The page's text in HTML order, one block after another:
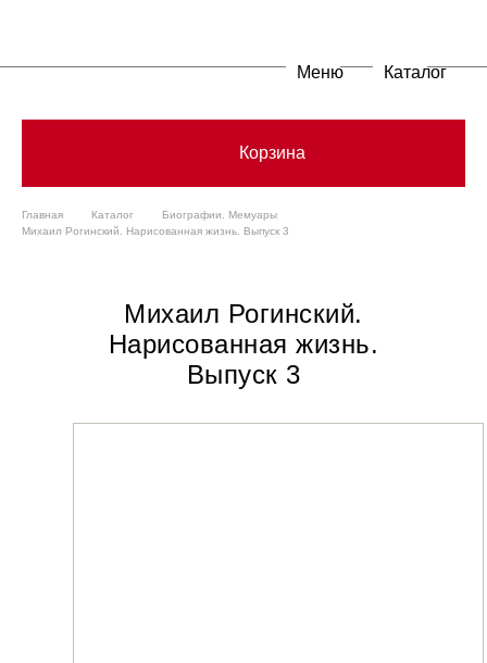
Меню Каталог
Корзина
Главная Каталог
Биографии. Мемуары
Михаил Рогинский. Нарисованная жизнь. Выпуск 3
Михаил Рогинский.
Нарисованная жизнь.
Выпуск 3